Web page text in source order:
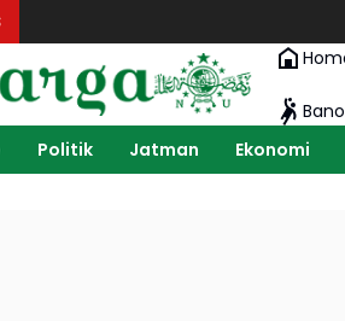
Politik Jatman Ekonomi